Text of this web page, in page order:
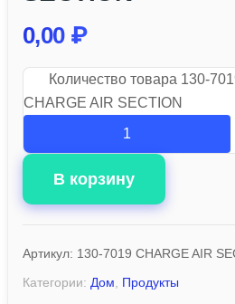
0,00 ₽
Количество товара 130-
CHARGE AIR SECTION
В корзину
Артикул: 130-7019 CHARGE AIR
Категории: Дом Продукты